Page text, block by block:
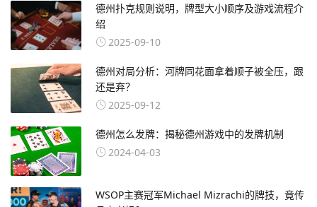
德州扑克规则说明，牌型大小顺序及游戏流程介
绍
2025-09-10
德州对局分析：河牌同花面拿着顺子被全压，跟
还是弃？
2025-09-12
德州怎么发牌：揭秘德州游戏中的发牌机制
2024-04-03
WSOP主赛冠军Michael Mizrachi的牌技，竟传